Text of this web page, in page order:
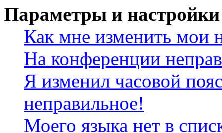
Параметры и настройки
Как мне изменить мои
На конференции
Я изменил часовой
неправильное!
Моего языка нет в